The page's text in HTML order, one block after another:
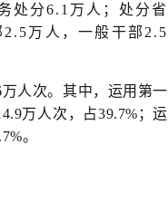
处分6.1万人；处分省
万人，一般干部2.5
人次。其中，运用第一
万人次，占39.7%；运
。